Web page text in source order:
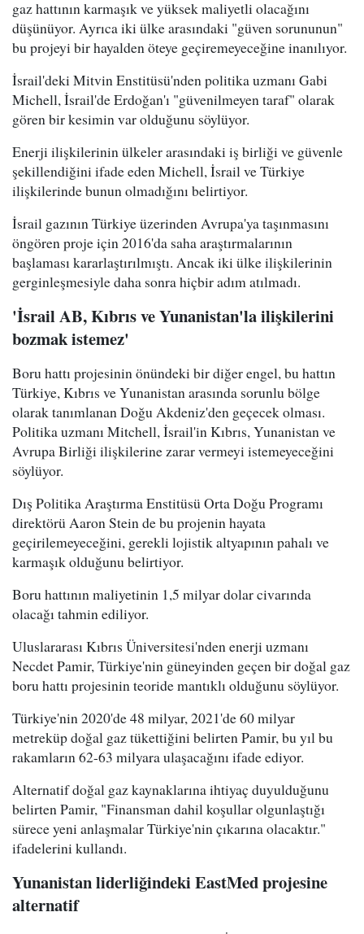
gaz hattının karmaşık ve yüksek maliyetli olacağını
düşünüyor. Ayrıca iki ülke arasındaki "güven sorununun"
bu projeyi bir hayalden öteye geçiremeyeceğine inanılıyor.
İsrail'deki Mitvin Enstitüsü'nden politika uzmanı Gabi
Michell, İsrail'de Erdoğan'ı "güvenilmeyen taraf" olarak
gören bir kesimin var olduğunu söylüyor.
Enerji ilişkilerinin ülkeler arasındaki iş birliği ve güvenle
şekillendiğini ifade eden Michell, İsrail ve Türkiye
ilişkilerinde bunun olmadığını belirtiyor.
İsrail gazının Türkiye üzerinden Avrupa'ya taşınmasını
öngören proje için 2016'da saha araştırmalarının
başlaması kararlaştırılmıştı. Ancak iki ülke ilişkilerinin
gerginleşmesiyle daha sonra hiçbir adım atılmadı.
'İsrail AB, Kıbrıs ve Yunanistan'la ilişkilerini
bozmak istemez'
Boru hattı projesinin önündeki bir diğer engel, bu hattın
Türkiye, Kıbrıs ve Yunanistan arasında sorunlu bölge
olarak tanımlanan Doğu Akdeniz'den geçecek olması.
Politika uzmanı Mitchell, İsrail'in Kıbrıs, Yunanistan ve
Avrupa Birliği ilişkilerine zarar vermeyi istemeyeceğini
söylüyor.
Dış Politika Araştırma Enstitüsü Orta Doğu Programı
direktörü Aaron Stein de bu projenin hayata
geçirilemeyeceğini, gerekli lojistik altyapının pahalı ve
karmaşık olduğunu belirtiyor.
Boru hattının maliyetinin 1,5 milyar dolar civarında
olacağı tahmin ediliyor.
Uluslararası Kıbrıs Üniversitesi'nden enerji uzmanı
Necdet Pamir, Türkiye'nin güneyinden geçen bir doğal gaz
boru hattı projesinin teoride mantıklı olduğunu söylüyor.
Türkiye'nin 2020'de 48 milyar, 2021'de 60 milyar
metreküp doğal gaz tükettiğini belirten Pamir, bu yıl bu
rakamların 62-63 milyara ulaşacağını ifade ediyor.
Alternatif doğal gaz kaynaklarına ihtiyaç duyulduğunu
belirten Pamir, "Finansman dahil koşullar olgunlaştığı
sürece yeni anlaşmalar Türkiye'nin çıkarına olacaktır."
ifadelerini kullandı.
Yunanistan liderliğindeki EastMed projesine
alternatif